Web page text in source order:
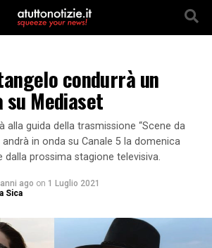
condurrà un
Mediaset
alla guida della trasmissione “Scene da
in onda su Canale 5 la domenica
prossima stagione televisiva.
ago on 1 Luglio 2021
Sica